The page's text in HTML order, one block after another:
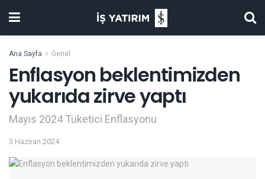
Ana Sayfa Genel
Enflasyon beklentimizden
yukarıda zirve yaptı
Mayıs 2024 Tüketici Enflasyonu
3 Haziran 2024